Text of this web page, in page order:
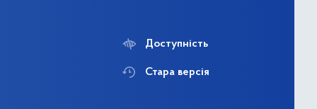
Доступність
Стара версія